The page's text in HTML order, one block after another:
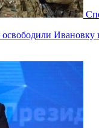
Ивановку